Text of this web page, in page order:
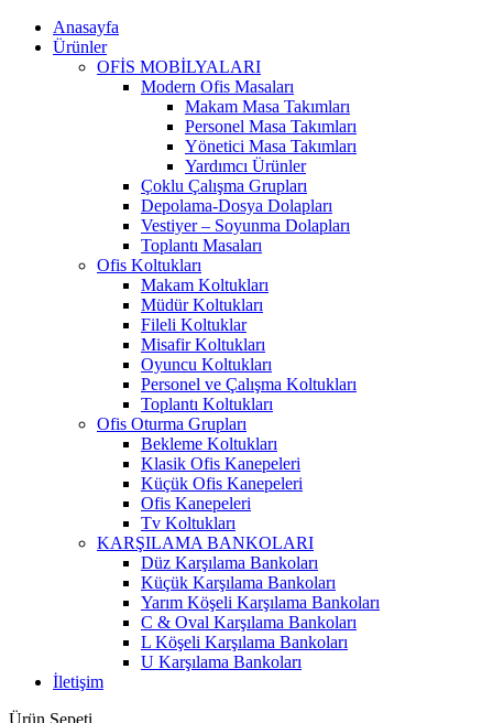
Anasayfa
Ürünler
OFİS MOBİLYALARI
Modern Ofis Masaları
Makam Masa Takımları
Personel Masa Takımları
Yönetici Masa Takımları
Yardımcı Ürünler
Çoklu Çalışma Grupları
Depolama-Dosya Dolapları
Vestiyer – Soyunma Dolapları
Toplantı Masaları
Ofis Koltukları
Makam Koltukları
Müdür Koltukları
Fileli Koltuklar
Misafir Koltukları
Oyuncu Koltukları
Personel ve Çalışma Koltukları
Toplantı Koltukları
Ofis Oturma Grupları
Bekleme Koltukları
Klasik Ofis Kanepeleri
Küçük Ofis Kanepeleri
Ofis Kanepeleri
Tv Koltukları
KARŞILAMA BANKOLARI
Düz Karşılama Bankoları
Küçük Karşılama Bankoları
Yarım Köşeli Karşılama Bankoları
C & Oval Karşılama Bankoları
L Köşeli Karşılama Bankoları
U Karşılama Bankoları
İletişim
Ürün Sepeti